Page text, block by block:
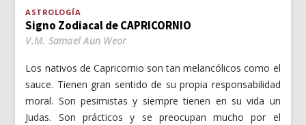
ASTROLOGÍA
Signo Zodiacal de CAPRICORNIO
V.M. Samael Aun Weor
Los nativos de Capricornio son tan melancólicos como el
sauce. Tienen gran sentido de su propia responsabilidad
moral. Son pesimistas y siempre tienen en su vida un
Judas. Son prácticos y se preocupan mucho por el